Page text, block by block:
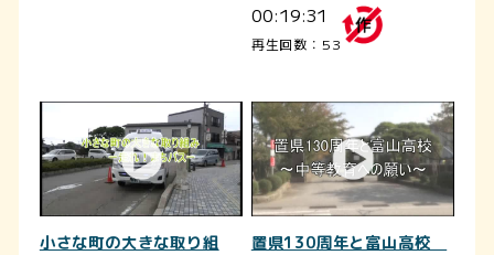
00:19:31
再生回数：53
小さな町の大きな取り組
置県130周年と富山高校